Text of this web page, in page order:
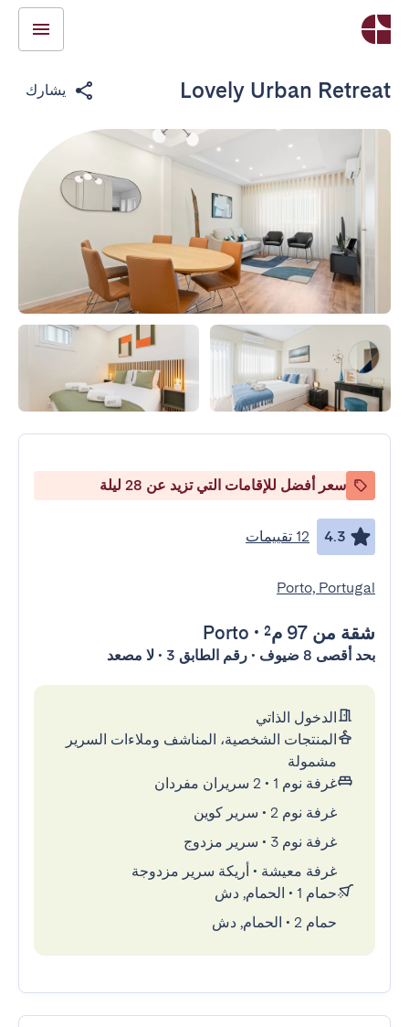
Lovely Urban Retreat يشارك
سعر أفضل للإقامات التي تزيد عن 28 ليلة
4.3 12 تقييمات
Porto, Portugal
شقة من 97 م² •
Porto
بحد أقصى 8 ضيوف • رقم الطابق 3 • لا مصعد
الدخول الذاتي
المنتجات الشخصية، المناشف وملاءات السرير
مشمولة
غرفة نوم 1
• 2 سريران مفردان
غرفة نوم 2
• سرير كوين
غرفة نوم 3
• سرير مزدوج
غرفة معيشة • أريكة سرير مزدوجة
حمام 1
• الحمام, دش
حمام 2
• الحمام, دش